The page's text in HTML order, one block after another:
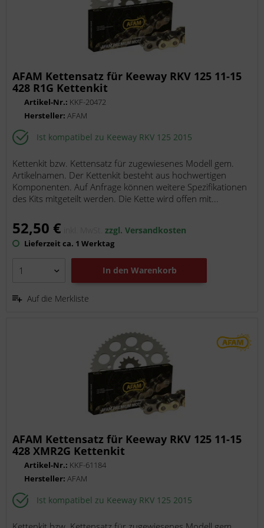
AFAM Kettensatz für Keeway RKV 125 11-15
428 R1G Kettenkit
Artikel-Nr.: KKF-20472
Hersteller:AFAM
Ist kompatibel zu Keeway RKV 125 2015
Kettenkit bzw. Kettensatz für zugewiesenes Modell gem.
Artikelnamen. Der Kettenkit besteht aus hochwertigen
Komponenten. Auf Anfrage können weitere Spezifikationen
des Kits mitgeteilt werden. Die Kette wird offen mit...
52,50 € inkl. MwSt.zzgl. Versandkosten
Lieferzeit ca. 1 Werktag
In den Warenkorb
Auf die Merkliste
AFAM Kettensatz für Keeway RKV 125 11-15
428 XMR2G Kettenkit
Artikel-Nr.: KKF-61184
Hersteller:AFAM
Ist kompatibel zu Keeway RKV 125 2015